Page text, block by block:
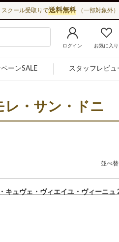
ール受取りで送料無料 （一部対象外）
ヌ
ログイン お気に入り
ーンSALE スタッフレビュ
レ・サン・ドニ
並べ替
キュヴェ・ヴィエイユ・ヴィーニュ